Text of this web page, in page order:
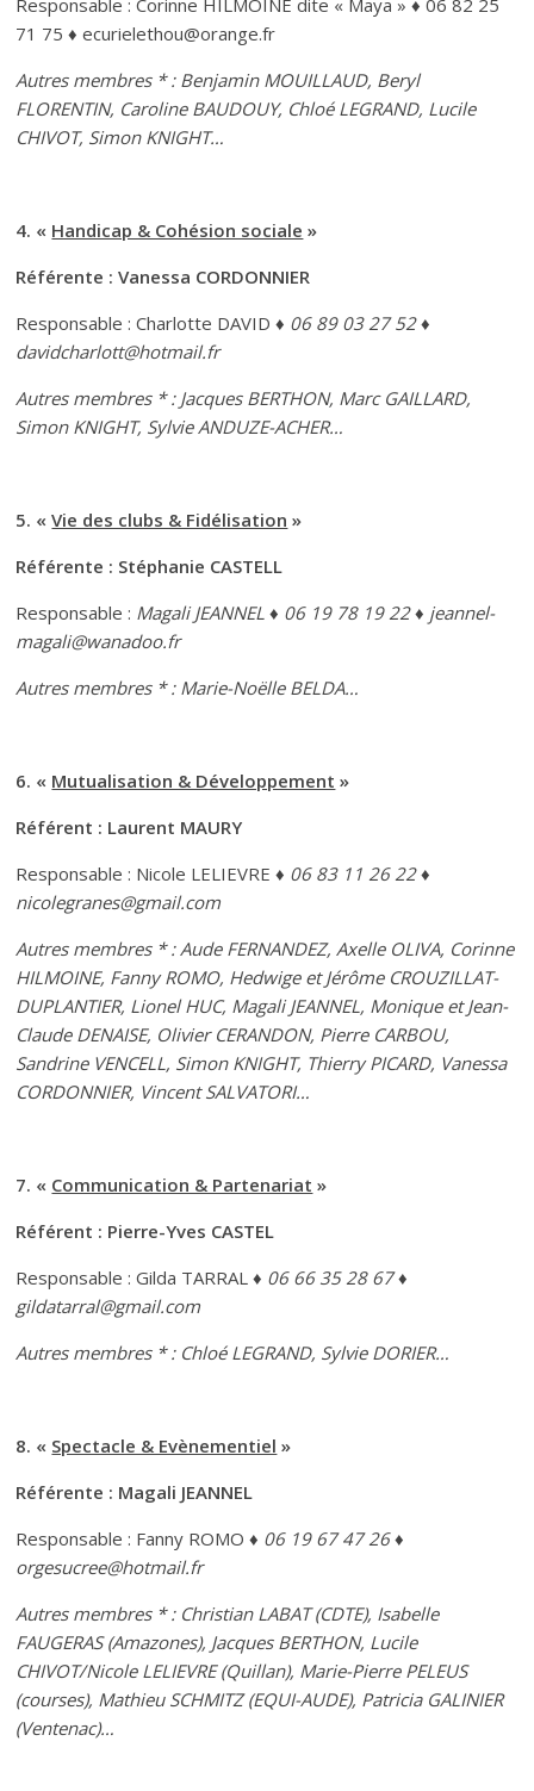
Responsable : Corinne HILMOINE dite « Maya » ♦ 06 82 25
71 75 ♦ ecurielethou@orange.fr
Autres membres * : Benjamin MOUILLAUD, Beryl
FLORENTIN, Caroline BAUDOUY, Chloé LEGRAND, Lucile
CHIVOT, Simon KNIGHT…
4. « Handicap & Cohésion sociale »
Référente : Vanessa CORDONNIER
Responsable : Charlotte DAVID♦ 06 89 03 27 52 ♦
davidcharlott@hotmail.fr
Autres membres * : Jacques BERTHON, Marc GAILLARD,
Simon KNIGHT, Sylvie ANDUZE-ACHER…
5. «Vie des clubs & Fidélisation »
Référente : Stéphanie CASTELL
Responsable : Magali JEANNEL ♦ 06 19 78 19 22 ♦ jeannel-
magali@wanadoo.fr
Autres membres * : Marie-Noëlle BELDA…
6. « Mutualisation & Développement »
Référent : Laurent MAURY
Responsable : Nicole LELIEVRE♦ 06 83 11 26 22 ♦
nicolegranes@gmail.com
Autres membres * : Aude FERNANDEZ, Axelle OLIVA, Corinne
HILMOINE, Fanny ROMO, Hedwige et Jérôme CROUZILLAT-
DUPLANTIER, Lionel HUC, Magali JEANNEL, Monique et Jean-
Claude DENAISE, Olivier CERANDON, Pierre CARBOU,
Sandrine VENCELL, Simon KNIGHT, Thierry PICARD, Vanessa
CORDONNIER, Vincent SALVATORI…
7. « Communication & Partenariat »
Référent : Pierre-Yves CASTEL
Responsable : Gilda TARRAL♦ 06 66 35 28 67 ♦
gildatarral@gmail.com
Autres membres * : Chloé LEGRAND, Sylvie DORIER…
8. « Spectacle & Evènementiel »
Référente : Magali JEANNEL
Responsable : Fanny ROMO♦ 06 19 67 47 26 ♦
orgesucree@hotmail.fr
Autres membres * : Christian LABAT (CDTE), Isabelle
FAUGERAS (Amazones), Jacques BERTHON, Lucile
CHIVOT/Nicole LELIEVRE (Quillan), Marie-Pierre PELEUS
(courses), Mathieu SCHMITZ (EQUI-AUDE), Patricia GALINIER
(Ventenac)…